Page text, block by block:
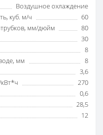
Воздушное охлаждение
куб. м/ч
60
мм/дюйм
80
30
8
мм
8
3,6
270
0,6
28,5
12